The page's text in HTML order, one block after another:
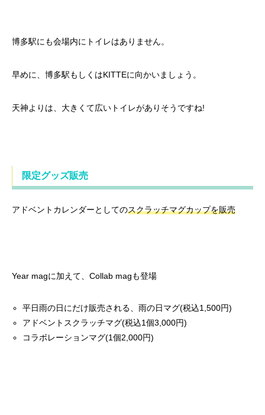
博多駅にも会場内にトイレはありません。
早めに、博多駅もしくはKITTEに向かいましょう。
天神よりは、大きくて広いトイレがありそうですね!
限定グッズ販売
アドベントカレンダーとしてのスクラッチマグカップを販売
Year magに加えて、Collab magも登場
平日雨の日にだけ販売される、雨の日マグ(税込1,500円)
アドベントスクラッチマグ(税込1個3,000円)
コラボレーションマグ(1個2,000円)